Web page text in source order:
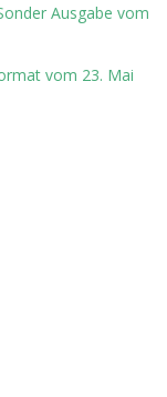
Ausgabe vom
vom 23. Mai